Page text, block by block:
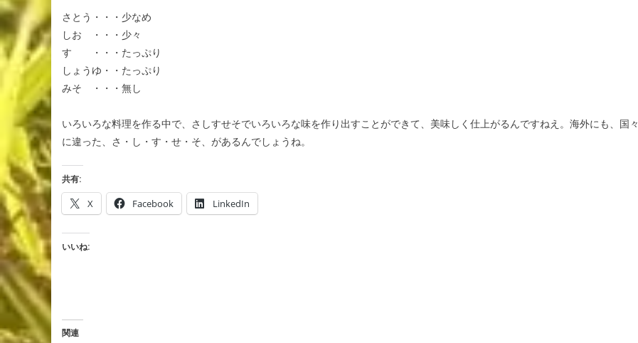
さとう・・・少なめ
しお ・・・少々
す ・・・たっぷり
しょうゆ・・たっぷり
みそ ・・・無し
いろいろな料理を作る中で、さしすせそでいろいろな味を作り出すことができて、美味しく仕上がるんですねえ。海外にも、国々
に違った、さ・し・す・せ・そ、があるんでしょうね。
共有:
X Facebook LinkedIn
いいね:
関連